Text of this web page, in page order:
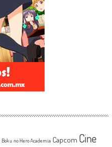
Boku no Hero Academia Capcom Cine